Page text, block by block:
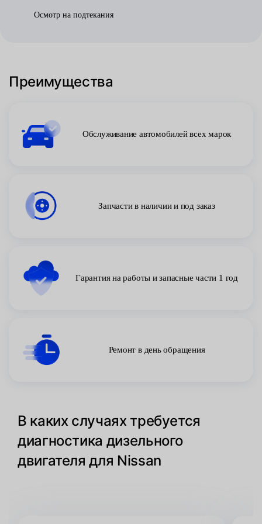
Осмотр на подтекания
Преимущества
Обслуживание автомобилей всех марок
Запчасти в наличии и под заказ
Гарантия на работы и запасные части 1 год
Ремонт в день обращения
В каких случаях требуется
диагностика дизельного
двигателя для Nissan